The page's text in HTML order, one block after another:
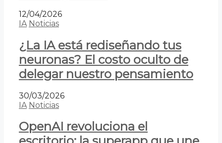
12/04/2026
IA Noticias
¿La IA está rediseñando tus
neuronas? El costo oculto de
delegar nuestro pensamiento
30/03/2026
IA Noticias
OpenAI revoluciona el